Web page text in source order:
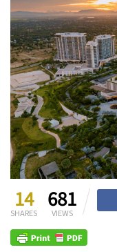
14
SHARES
681
VIEWS